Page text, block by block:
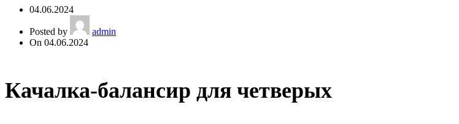
04.06.2024
Posted by
admin
On 04.06.2024
Качалка-балансир для четверых